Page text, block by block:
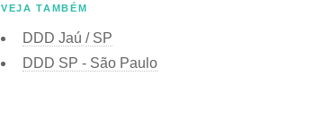
VEJA TAMBÉM
DDD Jaú / SP
DDD SP - São Paulo